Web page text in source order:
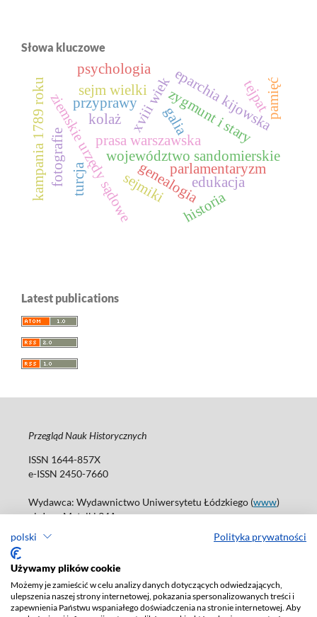
polski Polityka prywatności
Używamy plików cookie
Możemy je zamieścić w celu analizy danych dotyczących odwiedzających,
ulepszenia naszej strony internetowej, pokazania spersonalizowanych treści i
zapewnienia Państwu wspaniałego doświadczenia na stronie internetowej. Aby
Słowa kluczowe
województwo sandomierskie
ziemskie urzędy sądowesejmiki
parlamentaryzm
kampania 1789 roku prasa warszawska
xviii wiekzygmunt i stary
genealogia
historia
galiaeparchia kijowska
przyprawy tejpat
kolaż
fotografie turcja
pamięć
psychologia
sejm wielki
edukacja
Latest publications
Przegląd Nauk Historycznych
ISSN 1644-857X
e-ISSN 2450-7660
Wydawca: Wydawnictwo Uniwersytetu Łódzkiego (www)
ul. Jana Matejki 34A
Tel.: 42 235 01 65, fax: 42 66 55 86
Deklaracja dostępności